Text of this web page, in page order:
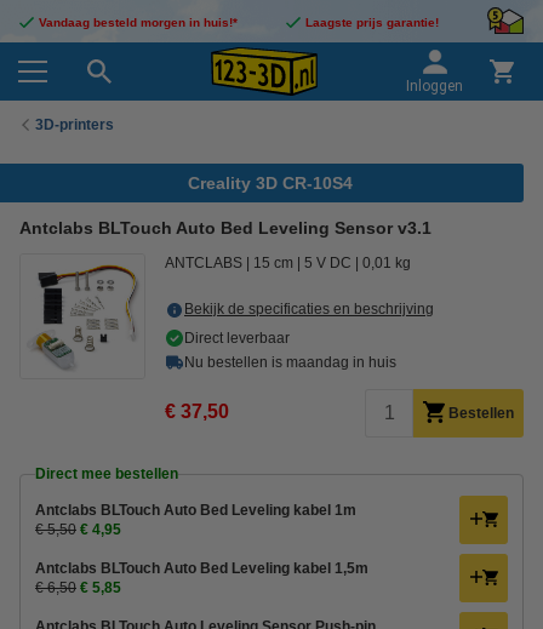
Vandaag besteld morgen in huis!* Laagste prijs garantie!
Inloggen
3D-printers
Creality 3D CR-10S4
Antclabs BLTouch Auto Bed Leveling Sensor v3.1
ANTCLABS 15 cm 5 V DC 0,01 kg
Bekijk de specificaties en beschrijving
Direct leverbaar
Nu bestellen is maandag in huis
€ 37,50 Bestellen
Direct mee bestellen
Antclabs BLTouch Auto Bed Leveling kabel 1m
€ 5,50 € 4,95
Antclabs BLTouch Auto Bed Leveling kabel 1,5m
€ 6,50 € 5,85